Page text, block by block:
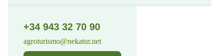
+34 943 32 70 90
agroturismo@nekatur.net